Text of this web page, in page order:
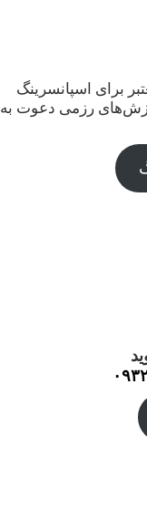
برای اسپانسرینگ
رزمی دعوت به